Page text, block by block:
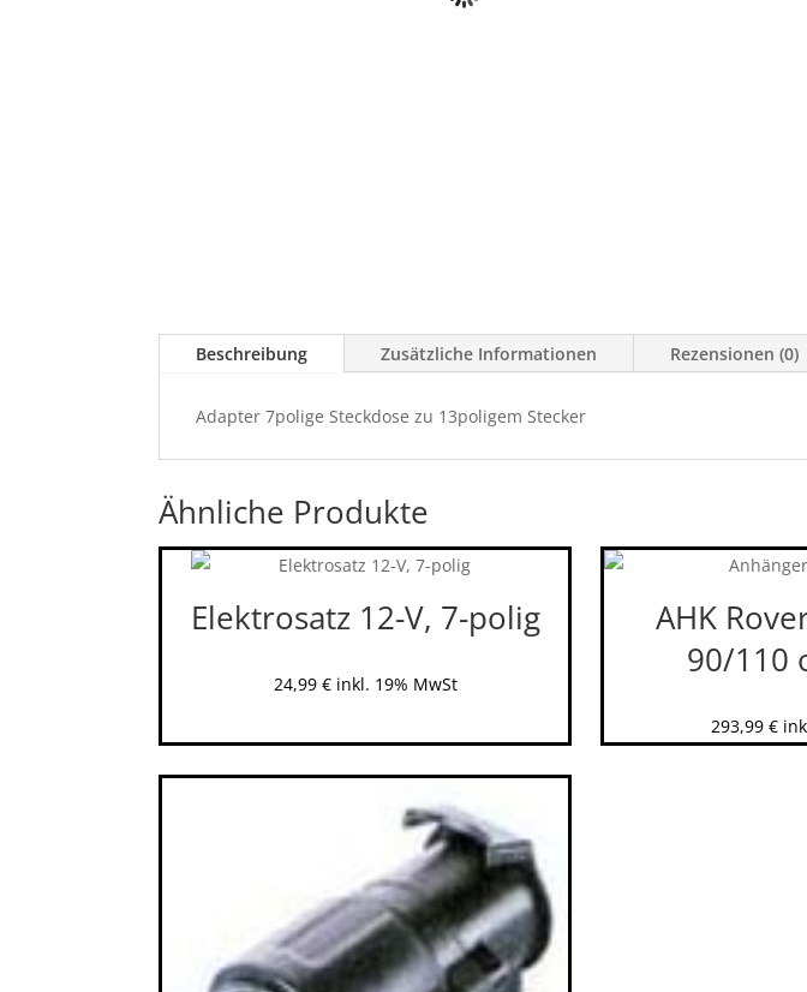
Beschreibung Zusätzliche Informationen Rezensionen (0)
Adapter 7polige Steckdose zu 13poligem Stecker
Ähnliche Produkte
Elektrosatz 12-V, 7-polig
24,99 € inkl. 19% MwSt
AHK
90/110
293,99 €